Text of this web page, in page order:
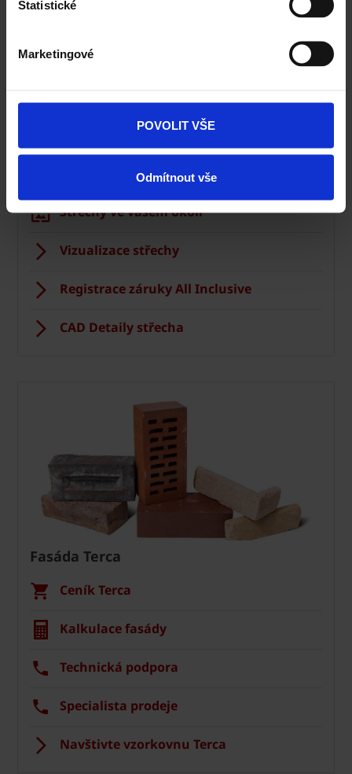
Statistické
Marketingové
POVOLIT VŠE
Odmítnout vše
Střecha Tondach
Kalkulace střešní krytiny
Technická podpora
Střechy ve vašem okolí
Vizualizace střechy
Registrace záruky All Inclusive
CAD Detaily střecha
Fasáda Terca
Ceník Terca
Kalkulace fasády
Technická podpora
Specialista prodeje
Navštivte vzorkovnu Terca